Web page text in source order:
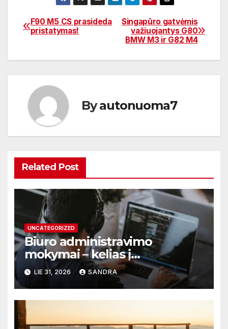
Navigacija
Singapūro gatvėmis
važiuojantys G80
BMW M3 ir G82 M4
F90 M5 CS prasideda
pristatymas!
Byautonuoma7
Related Post
UNCATEGORIZED
Biuro administravimo
mokymai – kelias į
profesionalų ir efektyvų
darbą
LIE 31, 2026 SANDRA